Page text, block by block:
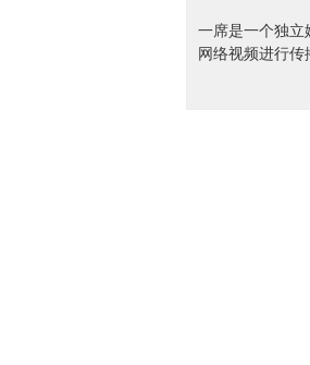
一席是一个独立
网络视频进行传